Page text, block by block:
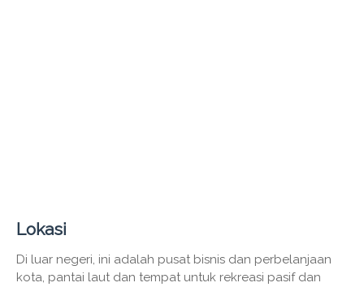
Lokasi
Di luar negeri, ini adalah pusat bisnis dan perbelanjaan
kota, pantai laut dan tempat untuk rekreasi pasif dan